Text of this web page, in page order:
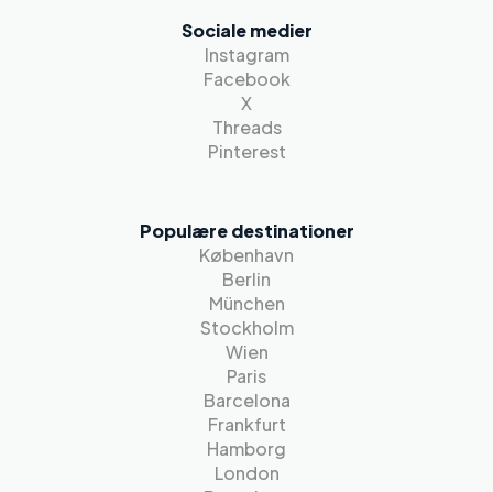
Sociale medier
Instagram
Facebook
X
Threads
Pinterest
Populære destinationer
København
Berlin
München
Stockholm
Wien
Paris
Barcelona
Frankfurt
Hamborg
London